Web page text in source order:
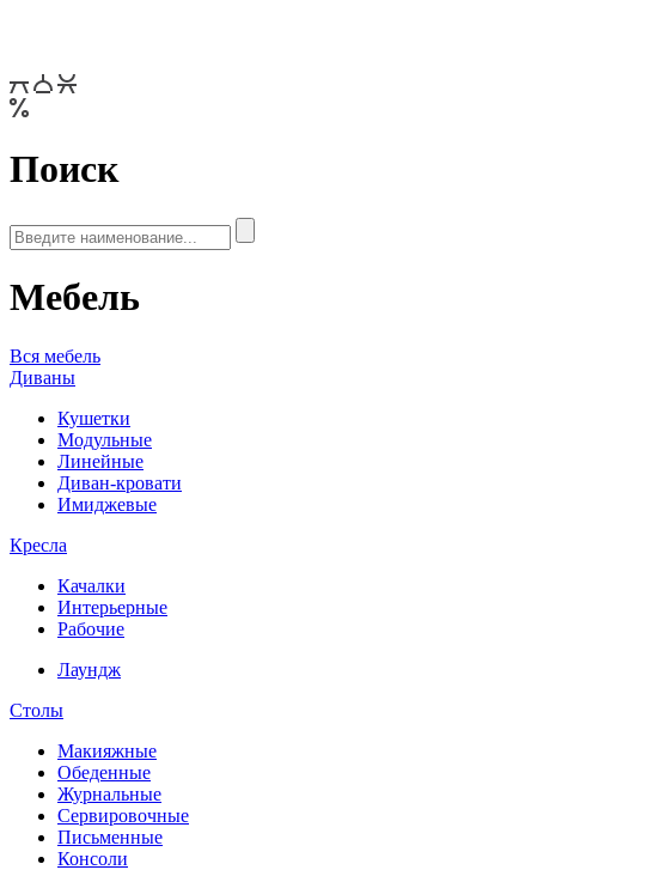
Поиск
Мебель
Вся мебель
Диваны
Кушетки
Модульные
Линейные
Диван-кровати
Имиджевые
Кресла
Качалки
Интерьерные
Рабочие
Лаундж
Столы
Макияжные
Обеденные
Журнальные
Сервировочные
Письменные
Консоли